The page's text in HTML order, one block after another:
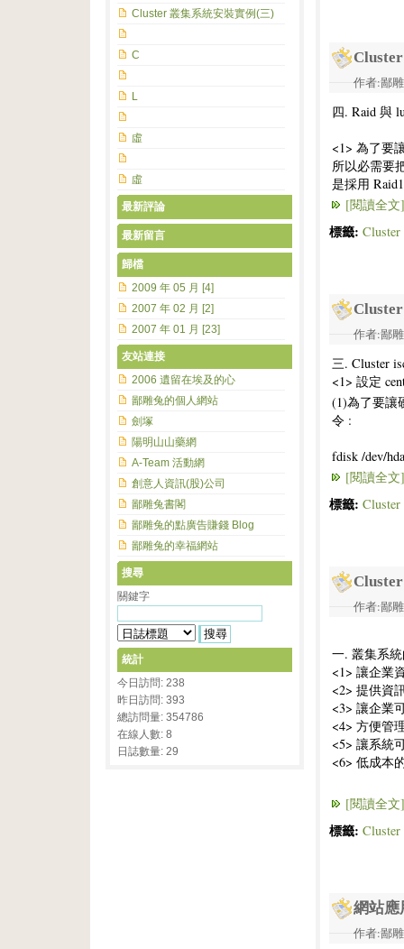
作者:鄙
四. Raid 與
<1> 為了要
所以必需要
是採用
[閱讀全文]
標籤:
作者:鄙
三. Cluster
<1> 設定
(1)為了要讓
令 :
fdisk /dev/hda
[閱讀全文]
標籤:
作者:鄙
一. 叢集系
<1> 讓企業
<2> 提供資
<3> 讓企業
<4> 方便管
<5> 讓系統
<6> 低成本
[閱讀全文]
標籤:
網站應
作者:鄙
Cluster 叢集系統安裝實例(三)
C
L
虛
虛
最新評論
最新留言
歸檔
2009 年 05 月 [4]
2007 年 02 月 [2]
2007 年 01 月 [23]
友站連接
2006 遺留在埃及的心
鄙雕兔的個人網站
劍塚
陽明山山藥網
A-Team 活動網
創意人資訊(股)公司
鄙雕兔書閣
鄙雕兔的點廣告賺錢 Blog
鄙雕兔的幸福網站
搜尋
關鍵字
統計
今日訪問: 238
昨日訪問: 393
總訪問量: 354786
在線人數: 8
日誌數量: 29